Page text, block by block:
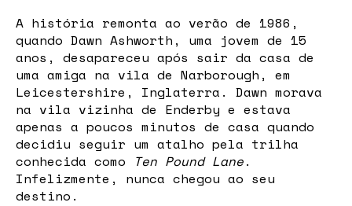
A história remonta ao verão de 1986,
quando Dawn Ashworth, uma jovem de 15
anos, desapareceu após sair da casa de
uma amiga na vila de Narborough, em
Leicestershire, Inglaterra. Dawn morava
na vila vizinha de Enderby e estava
apenas a poucos minutos de casa quando
decidiu seguir um atalho pela trilha
conhecida como Ten Pound Lane.
Infelizmente, nunca chegou ao seu
destino.